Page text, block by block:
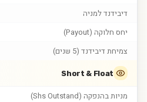
דיבידנד למניה
יחס חלוקה (Payout)
צמיחת דיבידנד (5 שנים)
Short & Float
מניות בהנפקה (Shs Outstand)